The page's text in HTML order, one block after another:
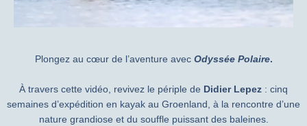
Plongez au cœur de l’aventure avec Odyssée Polaire.
À travers cette vidéo, revivez le périple de Didier Lepez : cinq
semaines d’expédition en kayak au Groenland, à la rencontre d’une
nature grandiose et du souffle puissant des baleines.